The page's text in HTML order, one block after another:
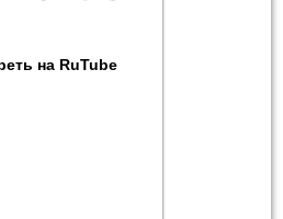
на RuTube